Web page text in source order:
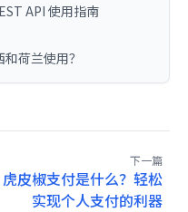
API 使用指南
荷兰使用？
下一篇
虎皮椒支付是什么？轻松
实现个人支付的利器